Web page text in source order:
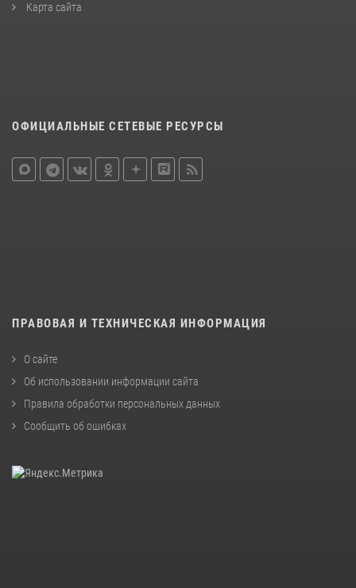
Карта сайта
ОФИЦИАЛЬНЫЕ СЕТЕВЫЕ РЕСУРСЫ
ПРАВОВАЯ И ТЕХНИЧЕСКАЯ ИНФОРМАЦИЯ
О сайте
Об использовании информации сайта
Правила обработки персональных данных
Сообщить об ошибках